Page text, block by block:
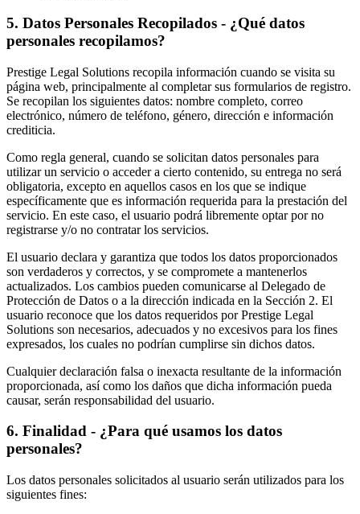
5. Datos Personales Recopilados - ¿Qué datos
personales recopilamos?
Prestige Legal Solutions recopila información cuando se visita su
página web, principalmente al completar sus formularios de registro.
Se recopilan los siguientes datos: nombre completo, correo
electrónico, número de teléfono, género, dirección e información
crediticia.
Como regla general, cuando se solicitan datos personales para
utilizar un servicio o acceder a cierto contenido, su entrega no será
obligatoria, excepto en aquellos casos en los que se indique
específicamente que es información requerida para la prestación del
servicio. En este caso, el usuario podrá libremente optar por no
registrarse y/o no contratar los servicios.
El usuario declara y garantiza que todos los datos proporcionados
son verdaderos y correctos, y se compromete a mantenerlos
actualizados. Los cambios pueden comunicarse al Delegado de
Protección de Datos o a la dirección indicada en la Sección 2. El
usuario reconoce que los datos requeridos por Prestige Legal
Solutions son necesarios, adecuados y no excesivos para los fines
expresados, los cuales no podrían cumplirse sin dichos datos.
Cualquier declaración falsa o inexacta resultante de la información
proporcionada, así como los daños que dicha información pueda
causar, serán responsabilidad del usuario.
6. Finalidad - ¿Para qué usamos los datos
personales?
Los datos personales solicitados al usuario serán utilizados para los
siguientes fines: